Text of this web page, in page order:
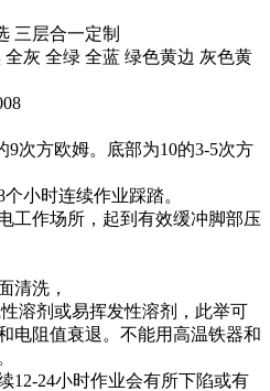
三层合一定制
灰 全绿 全蓝 绿色黄边 灰色黄
次方欧姆。底部为10的3-5次方
小时连续作业踩踏。
工作场所，起到有效缓冲脚部压
清洗，
溶剂或易挥发性溶剂，此举可
电阻值衰退。不能用高温铁器和
12-24小时作业会有所下陷或有